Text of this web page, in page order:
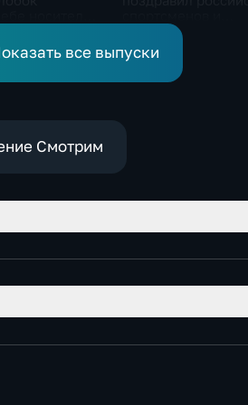
физкультурников с
профессиональным
праздником
все выпуски
Смотрим